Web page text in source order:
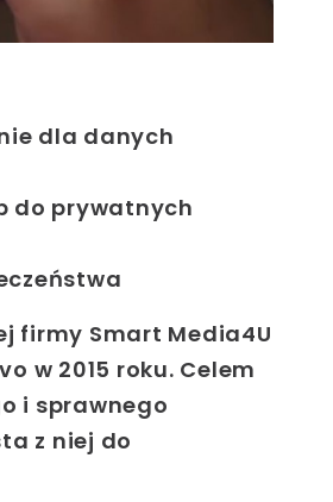
dla danych
do prywatnych
firmy Smart Media4U
w 2015 roku. Celem
i sprawnego
z niej do